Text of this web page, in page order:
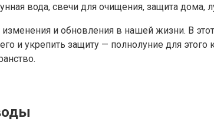
вода, свечи для очищения, защита дома,
и обновления в нашей жизни. В
и укрепить защиту — полнолуние для